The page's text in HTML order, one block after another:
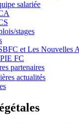
salariée
stages
et Les Nouvelles
FC
partenaires
actualités